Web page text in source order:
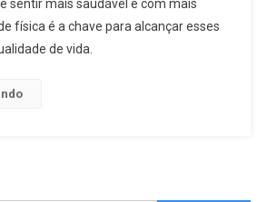
sentir mais saudável e com mais
física é a chave para alcançar esses
de vida.